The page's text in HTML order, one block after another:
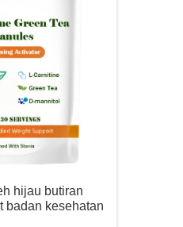
hijau butiran
badan kesehatan